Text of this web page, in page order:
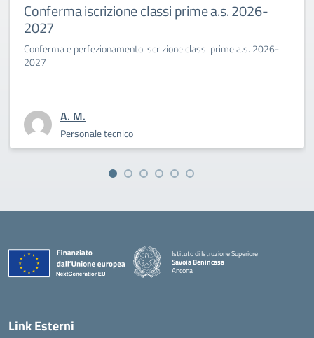
a.s. 2026-
prime a.s. 2026-
Primo giorno di scuola al
La Dirigente Bertini: “affrontiamo con
Istituto di Istruzione Superiore
Savoia Benincasa
Ancona
Link Esterni